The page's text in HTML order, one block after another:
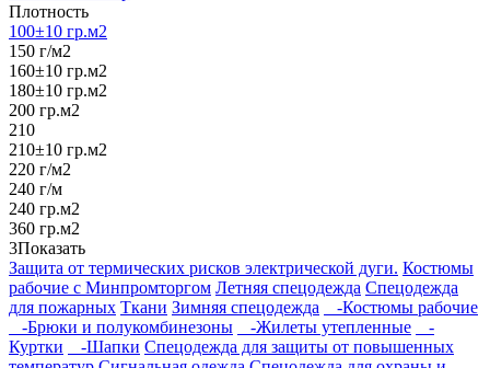
Плотность
100±10 гр.м2
150 г/м2
160±10 гр.м2
180±10 гр.м2
200 гр.м2
210
210±10 гр.м2
220 г/м2
240 г/м
240 гр.м2
360 гр.м2
3Показать
Защита от термических рисков электрической дуги. Костюмы
рабочие с Минпромторгом Летняя спецодежда Спецодежда
для пожарных Ткани Зимняя спецодежда
-Костюмы рабочие
-Брюки и полукомбинезоны
-Жилеты утепленные
-
Куртки
-Шапки Спецодежда для защиты от повышенных